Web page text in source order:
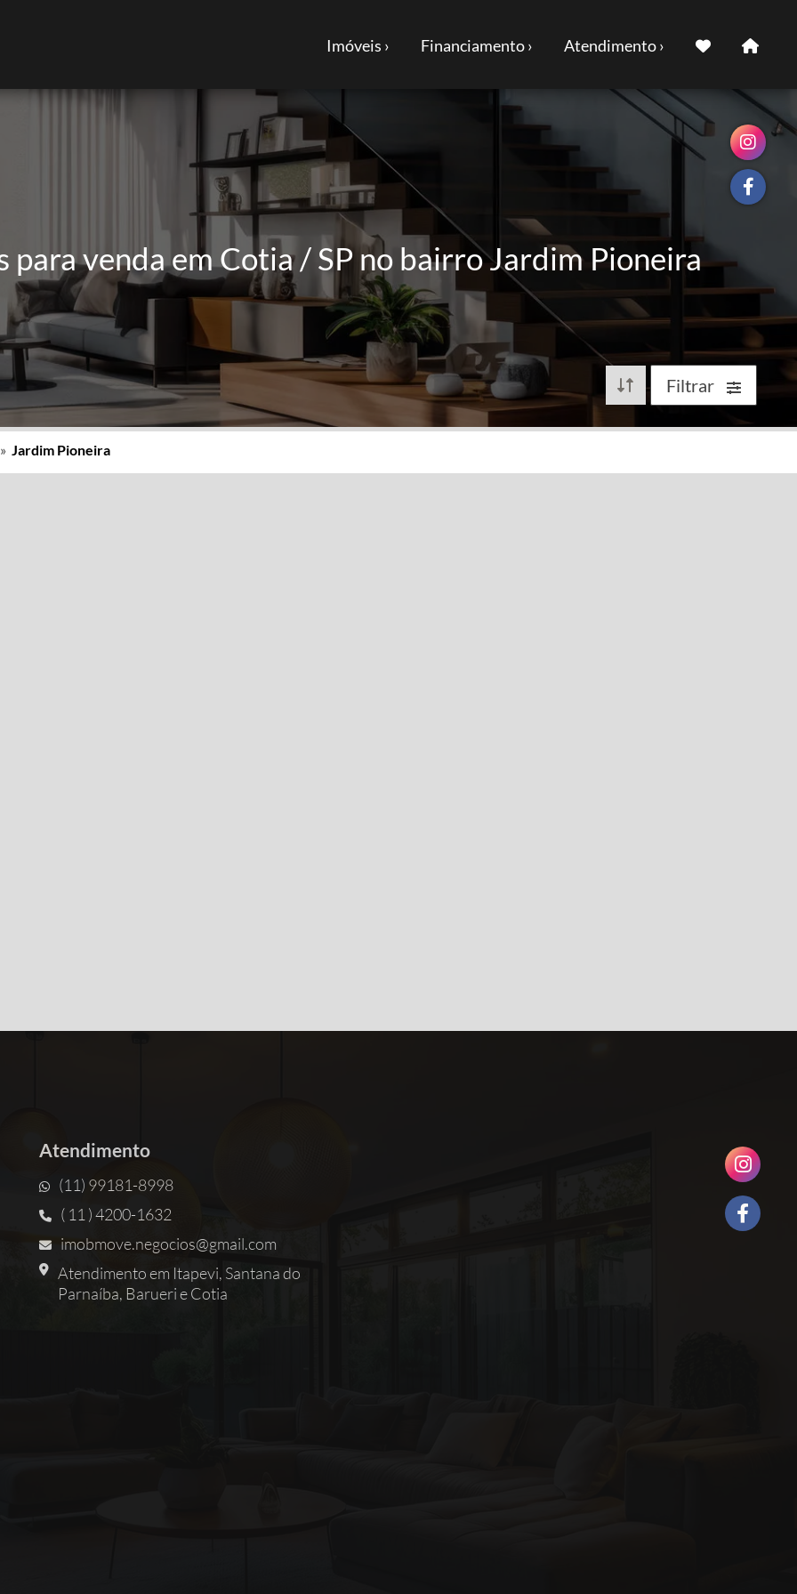
Imóveis › Financiamento › Atendimento ›
para venda em Cotia / SP no bairro Jardim Pioneira
Filtrar
» Jardim Pioneira
Atendimento
(11) 99181-8998
( 11 ) 4200-1632
imobmove.negocios@gmail.com
Atendimento em Itapevi, Santana do
Parnaíba, Barueri e Cotia